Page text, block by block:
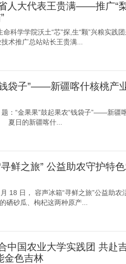
人大代表王贵满——推广“
科学学院沃土“芯”探,生“颗”兴粮实践
术推广总站站长王贵满...
钱袋子”——新疆喀什核桃产
：“金果果”鼓起果农“钱袋子”——新疆
日的新疆喀什...
鲜之旅” 公益助农守护特
18 日， 容声冰箱“寻鲜之旅”公益助农
硒砂瓜、枸杞这两种原产...
中国农业大学实践团 共赴
金色吉林